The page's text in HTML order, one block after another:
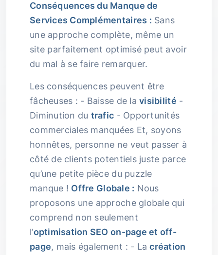
Conséquences du Manque de
Services Complémentaires : Sans
une approche complète, même un
site parfaitement optimisé peut avoir
du mal à se faire remarquer.
Les conséquences peuvent être
fâcheuses : - Baisse de lavisibilité -
Diminution du trafic - Opportunités
commerciales manquées Et, soyons
honnêtes, personne ne veut passer à
côté de clients potentiels juste parce
qu’une petite pièce du puzzle
manque ! Offre Globale : Nous
proposons une approche globale qui
comprend non seulement
l’optimisation SEO on-page et off-
page, mais également : - Lacréation